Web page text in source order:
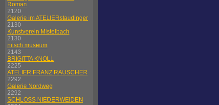
Roman
2120
Galerie im ATELIERstaudinger
2130
Kunstverein Mistelbach
2130
nitsch museum
2143
BRIGITTA KNOLL
2225
ATELIER FRANZ RAUSCHER
2292
Galerie Nordweg
2292
SCHLOSS NIEDERWEIDEN